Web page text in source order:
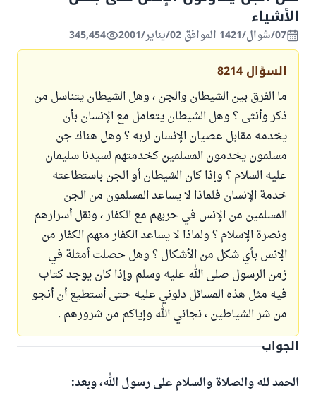
الأشياء
07/شوال/1421 الموافق 02/يناير/2001 345,454
السؤال 8214
ما الفرق بين الشيطان والجن ، وهل الشيطان يتناسل من
ذكر وأنثى ؟ وهل الشيطان يتعامل مع الإنسان بأن
يخدمه مقابل عصيان الإنسان لربه ؟ وهل هناك جن
مسلمون يخدمون المسلمين كخدمتهم لسيدنا سليمان
عليه السلام ؟ وإذا كان الشيطان أو الجن باستطاعته
خدمة الإنسان فلماذا لا يساعد المسلمون من الجن
المسلمين من الإنس في حربهم مع الكفار ، ونقل أسرارهم
ونصرة الإسلام ؟ ولماذا لا يساعد الكفار منهم الكفار من
الإنس بأي شكل من الأشكال ؟ وهل حصلت أمثلة في
زمن الرسول صلى الله عليه وسلم وإذا كان يوجد كتاب
فيه مثل هذه المسائل دلوني عليه حتى أستطيع أن أنجو
من شر الشياطين ، نجاني الله وإياكم من شرورهم .
الجواب
الحمد لله والصلاة والسلام على رسول الله، وبعد: